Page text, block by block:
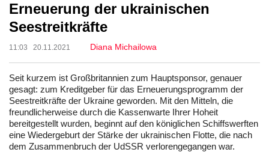
Erneuerung der ukrainischen
Seestreitkräfte
11:03 20.11.2021 Diana Michailowa
Seit kurzem ist Großbritannien zum Hauptsponsor, genauer
gesagt: zum Kreditgeber für das Erneuerungsprogramm der
Seestreitkräfte der Ukraine geworden. Mit den Mitteln, die
freundlicherweise durch die Kassenwarte Ihrer Hoheit
bereitgestellt wurden, beginnt auf den königlichen Schiffswerften
eine Wiedergeburt der Stärke der ukrainischen Flotte, die nach
dem Zusammenbruch der UdSSR verlorengegangen war.